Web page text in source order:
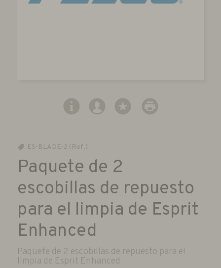
ES-BLADE-2 (Ref.)
Paquete de 2
escobillas de repuesto
para el limpia de Esprit
Enhanced
Paquete de 2 escobillas de repuesto para el
limpia de Esprit Enhanced